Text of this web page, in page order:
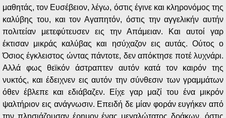
μαθητάς, τον Ευσέβειον, λέγω, όστις έγινε και κληρονόμος της
καλύβης του, και τον Αγαπητόν, όστις την αγγελικήν αυτήν
πολιτείαν μετεφύτευσεν εις την Απάμειαν. Και αυτοί γαρ
έκτισαν μικράς καλύβας και ησύχαζον εις αυτάς. Ούτος ο
Όσιος έγκλειστος ώντας πάντοτε, δεν απόκτησε ποτέ λυχνάρι.
Αλλά φως θεϊκόν άστραπτεν αυτόν κατά τον καιρόν της
νυκτός, και έδειχνεν εις αυτόν την σύνθεσιν των γραμμάτων
όθεν έβλεπε και εδιάβαζεν. Είχε γαρ μαζί του ένα μικρόν
ψαλτήριον εις ανάγνωσιν. Επειδή δε μίαν φοράν ευγήκεν από
την πλησιάζουσαν έρημον ένας μεγαλώτατος δράκων, όστις